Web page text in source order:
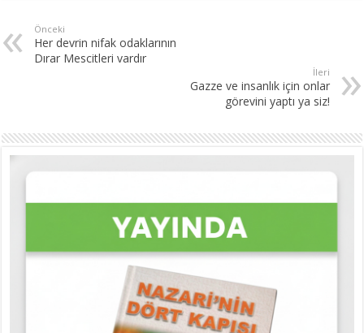
Önceki
Her devrin nifak odaklarının
Dırar Mescitleri vardır
İleri
Gazze ve insanlık için onlar
görevini yaptı ya siz!